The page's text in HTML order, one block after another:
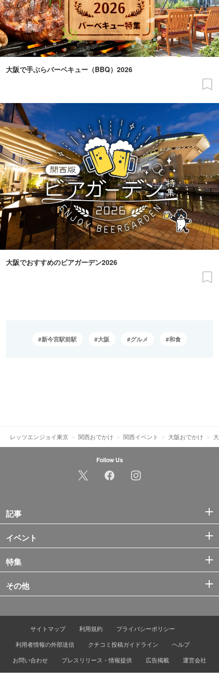
大阪で手ぶらバーベキュー（BBQ）2026
大阪でおすすめのビアガーデン2026
新今宮駅前駅 大阪 グルメ 和食
レッツエンジョイ東京 関西おでかけ 関西イベント 大阪おでかけ
Follow Us
記事
イベント
特集
その他
サイトマップ 利用規約
プライバシーポリシー
利用者情報の外部送信
クチコミ投稿ガイドライン
ヘルプ
お問い合わせ
プレスリリース・情報提供 広告掲載 運営会社